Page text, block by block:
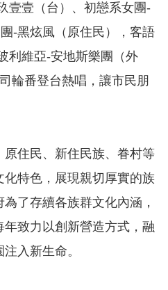
壹壹（台）、初戀系女團-
-黑炫風（原住民），客語
利維亞-安地斯樂團（外
輪番登台熱唱，讓市民朋
住民、新住民族、眷村等
特色，展現親切厚實的族
了存續各族群文化內涵，
致力以創新營造方式，融
入新生命。